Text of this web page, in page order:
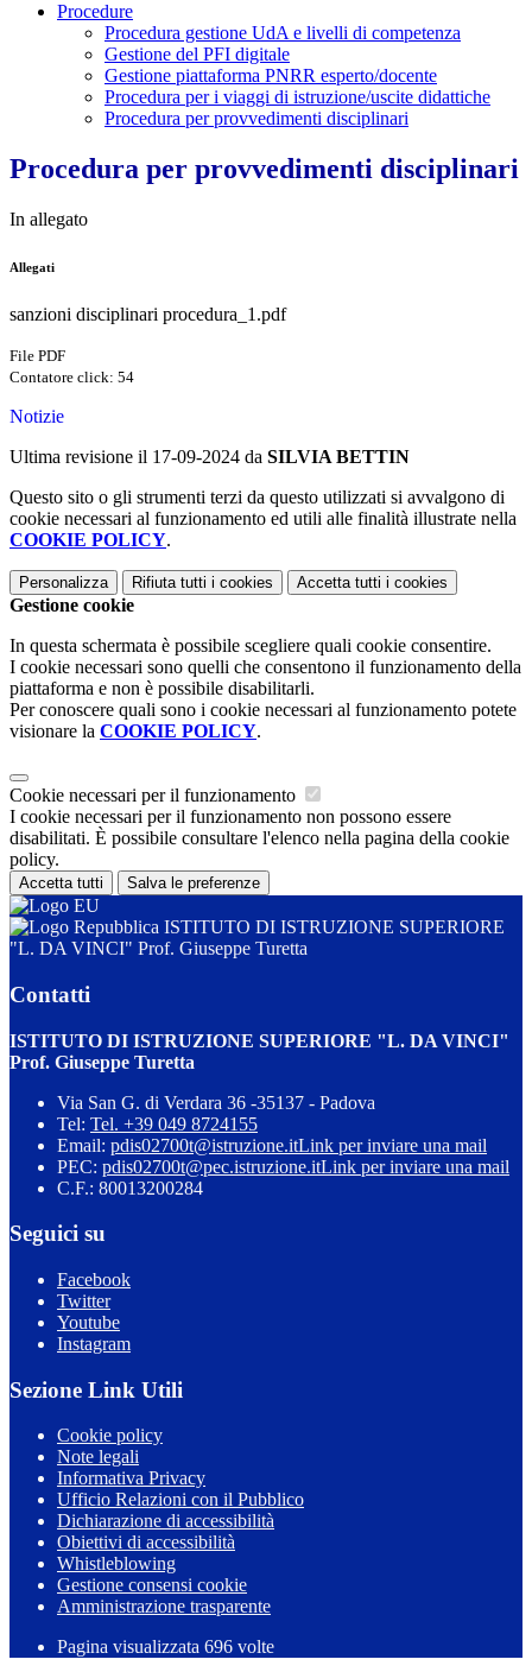
Procedure
Procedura gestione UdA e livelli di competenza
Gestione del PFI digitale
Gestione piattaforma PNRR esperto/docente
Procedura per i viaggi di istruzione/uscite didattiche
Procedura per provvedimenti disciplinari
Procedura per provvedimenti disciplinari
In allegato
Allegati
sanzioni disciplinari procedura_1.pdf
File PDF
Contatore click: 54
Notizie
Ultima revisione il 17-09-2024 da SILVIA BETTIN
Questo sito o gli strumenti terzi da questo utilizzati si avvalgono di
cookie necessari al funzionamento ed utili alle finalità illustrate nella
COOKIE POLICY.
Personalizza Rifiuta tutti i cookies Accetta tutti i cookies
Gestione cookie
In questa schermata è possibile scegliere quali cookie consentire.
I cookie necessari sono quelli che consentono il funzionamento della
piattaforma e non è possibile disabilitarli.
Per conoscere quali sono i cookie necessari al funzionamento potete
visionare la COOKIE POLICY.
Cookie necessari per il funzionamento
I cookie necessari per il funzionamento non possono essere
disabilitati. È possibile consultare l'elenco nella pagina della cookie
policy.
Accetta tutti Salva le preferenze
ISTITUTO DI ISTRUZIONE SUPERIORE
"L. DA VINCI" Prof. Giuseppe Turetta
Contatti
ISTITUTO DI ISTRUZIONE SUPERIORE "L. DA VINCI"
Prof. Giuseppe Turetta
Via San G. di Verdara 36 -35137 - Padova
Tel: Tel. +39 049 8724155
Email: pdis02700t@istruzione.itLink per inviare una mail
PEC: pdis02700t@pec.istruzione.itLink per inviare una mail
C.F.: 80013200284
Seguici su
Facebook
Twitter
Youtube
Instagram
Sezione Link Utili
Cookie policy
Note legali
Informativa Privacy
Ufficio Relazioni con il Pubblico
Dichiarazione di accessibilità
Obiettivi di accessibilità
Whistleblowing
Gestione consensi cookie
Amministrazione trasparente
Pagina visualizzata 696 volte